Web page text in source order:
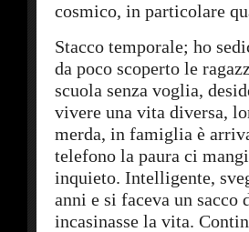
cosmico, in particolare
Stacco temporale; ho
da poco scoperto le
scuola senza voglia,
vivere una vita diversa,
merda, in famiglia è
telefono la paura ci
inquieto. Intelligente,
anni e si faceva un
incasinasse la vita.